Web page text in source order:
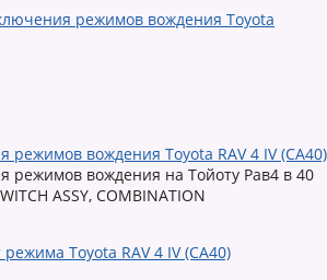
режимов вождения Toyota RAV 4 IV (CA40)
режимов вождения на Тойоту Рав4 в 40
ASSY, COMBINATION